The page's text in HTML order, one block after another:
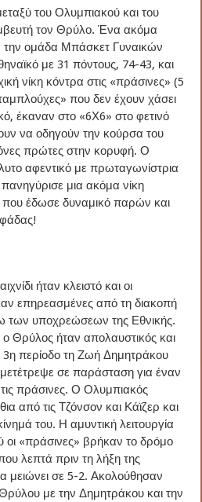
του Ολυμπιακού και του
τον Θρύλο. Ένα ακόμα
την ομάδα Μπάσκετ Γυναικών
με 31 πόντους, 74-43, και
νίκη κόντρα στις «πράσινες» (5
που δεν έχουν χάσει
έκαναν στο «6Χ6» στο φετινό
να οδηγούν την κούρσα του
πρώτες στην κορυφή. Ο
αφεντικό με πρωταγωνίστρια
μια ακόμα νίκη
έδωσε δυναμικό παρών και
ήταν κλειστό και οι
επηρεασμένες από τη διακοπή
των υποχρεώσεων της Εθνικής.
Θρύλος ήταν απολαυστικός και
περίοδο τη Ζωή Δημητράκου
σε παράσταση για έναν
πράσινες. Ο Ολυμπιακός
από τις Τζόνσον και Κάϊζερ και
του. Η αμυντική λειτουργία
οι «πράσινες» βρήκαν το δρόμο
λεπτά πριν τη λήξη της
μειώνει σε 5-2. Ακολούθησαν
Θρύλου με την Δημητράκου και την